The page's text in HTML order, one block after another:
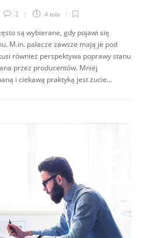
2 4 min
są wybierane, gdy pojawi się
M.in. palacze zawsze mają je pod
również perspektywa poprawy stanu
przez producentów. Mniej
i ciekawą praktyką jest żucie...